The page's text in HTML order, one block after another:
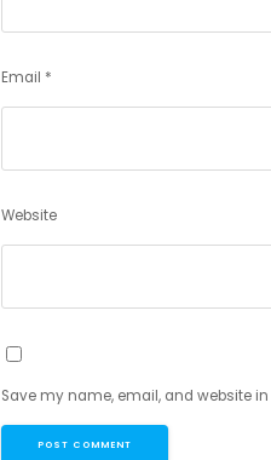
Email *
Website
Save my name, email, and website